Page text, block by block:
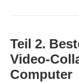
Teil 2.
Computer